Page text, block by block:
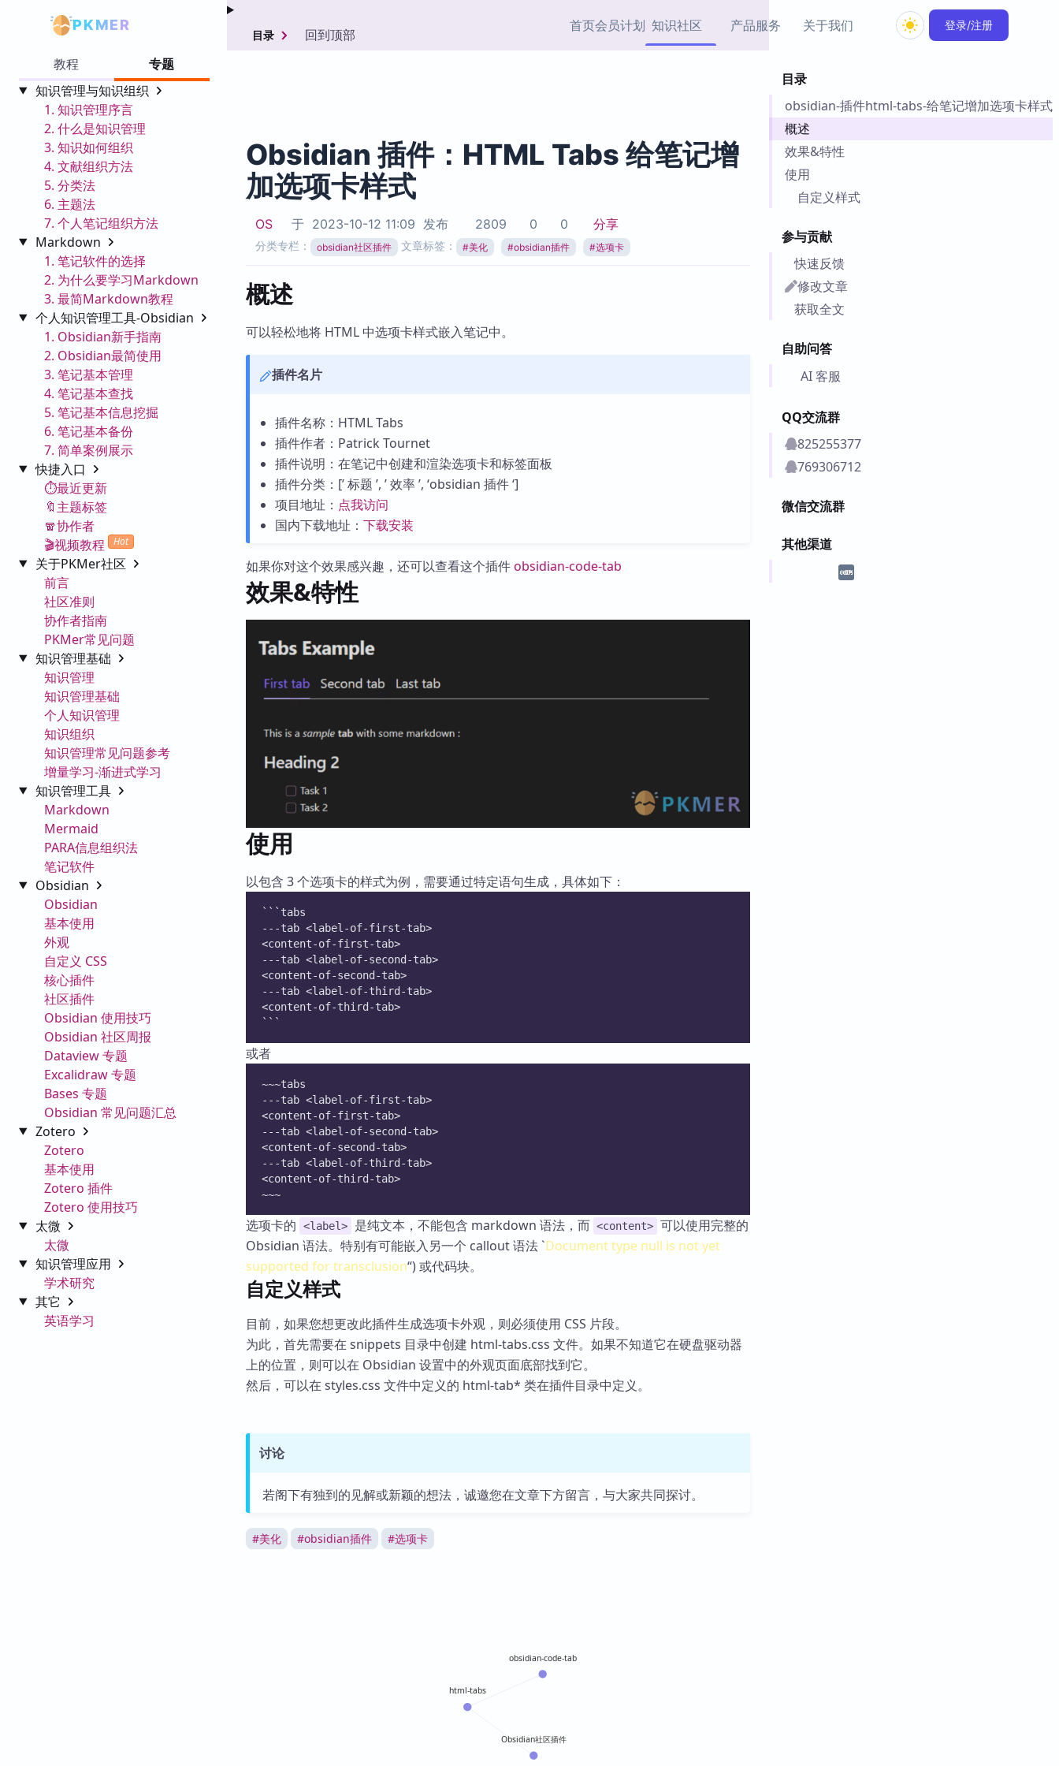
PKMER 首页会员计划 知识社区
协作者
Zotero 专题
Obsidian 专题
产品服务
载
Zotero 插件
Obsidian 思维导图插件
Zettelkasten 实践示例
Obsidian 教程
主题下载与外观美化
关于我们 登录/注册
教程
专题
知识管理与知识组织
1. 知识管理序言
2. 什么是知识管理
3. 知识如何组织
4. 文献组织方法
5. 分类法
6. 主题法
7. 个人笔记组织方法
Markdown
1. 笔记软件的选择
2. 为什么要学习Markdown
3. 最简Markdown教程
个人知识管理工具-Obsidian
1. Obsidian新手指南
2. Obsidian最简使用
3. 笔记基本管理
4. 笔记基本查找
5. 笔记基本信息挖掘
6. 笔记基本备份
7. 简单案例展示
快捷入口
⏱️最近更新
🔖主题标签
🧣协作者
🎬视频教程
Hot
关于PKMer社区
前言
社区准则
协作者指南
PKMer常见问题
知识管理基础
知识管理
知识管理基础
个人知识管理
知识组织
知识管理常见问题参考
增量学习-渐进式学习
知识管理工具
Markdown
Mermaid
PARA信息组织法
笔记软件
Obsidian
Obsidian
基本使用
外观
自定义 CSS
核心插件
社区插件
Obsidian 使用技巧
Obsidian 社区周报
Dataview 专题
Excalidraw 专题
Bases 专题
Obsidian 常见问题汇总
Zotero
Zotero
基本使用
Zotero 插件
Zotero 使用技巧
太微
太微
知识管理应用
学术研究
其它
英语学习
目录
obsidian-插件html-tabs-给笔记增加选项卡样式
概述
效果&特性
使用
自定义样式
参与贡献
快速反馈
修改文章
获取全文
自助问答
AI 客服
QQ交流群
825255377
769306712
微信交流群
其他渠道
目录 回到顶部
Obsidian 插件：HTML Tabs 给笔记增
加选项卡样式
OS 于 2023-10-12 11:09 发布 2809 0 0 分享
分类专栏： obsidian社区插件 文章标签： #美化 #obsidian插件 #选项卡
概述
可以轻松地将 HTML 中选项卡样式嵌入笔记中。
插件名片
插件名称：HTML Tabs
插件作者：Patrick Tournet
插件说明：在笔记中创建和渲染选项卡和标签面板
插件分类：[’ 标题 ’, ’ 效率 ’, ‘obsidian 插件 ‘]
项目地址： 点我访问
国内下载地址： 下载安装
如果你对这个效果感兴趣，还可以查看这个插件obsidian-code-tab
效果&特性
使用
以包含 3 个选项卡的样式为例，需要通过特定语句生成，具体如下：
```tabs
---tab <label-of-first-tab>
<content-of-first-tab>
---tab <label-of-second-tab>
<content-of-second-tab>
---tab <label-of-third-tab>
<content-of-third-tab>
```
或者
~~~tabs
---tab <label-of-first-tab>
<content-of-first-tab>
---tab <label-of-second-tab>
<content-of-second-tab>
---tab <label-of-third-tab>
<content-of-third-tab>
~~~
选项卡的 <label> 是纯文本，不能包含 markdown 语法，而 <content> 可以使用完整的
Obsidian 语法。特别有可能嵌入另一个 callout 语法 `Document type null is not yet
supported for transclusion“) 或代码块。
自定义样式
目前，如果您想更改此插件生成选项卡外观，则必须使用 CSS 片段。
为此，首先需要在 snippets 目录中创建 html-tabs.css 文件。如果不知道它在硬盘驱动器
上的位置，则可以在 Obsidian 设置中的外观页面底部找到它。
然后，可以在 styles.css 文件中定义的 html-tab* 类在插件目录中定义。
讨论
若阁下有独到的见解或新颖的想法，诚邀您在文章下方留言，与大家共同探讨。
#美化 #obsidian插件 #选项卡
html-tabs
obsidian-code-tab
Obsidian社区插件